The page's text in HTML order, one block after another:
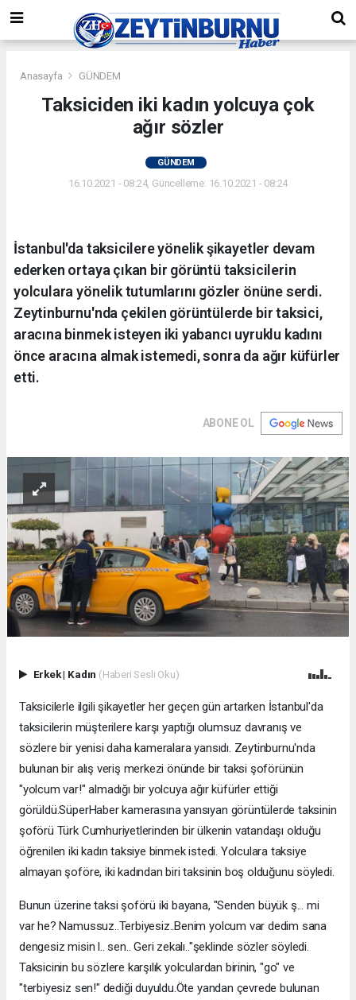
Anasayfa GÜNDEM
Taksiciden iki kadın yolcuya çok
ağır sözler
GÜNDEM
16.10.2021 - 08:24, Güncelleme: 16.10.2021 - 08:24
İstanbul'da taksicilere yönelik şikayetler devam
ederken ortaya çıkan bir görüntü taksicilerin
yolculara yönelik tutumlarını gözler önüne serdi.
Zeytinburnu'nda çekilen görüntülerde bir taksici,
aracına binmek isteyen iki yabancı uyruklu kadını
önce aracına almak istemedi, sonra da ağır küfürler
etti.
ABONE OL
Erkek| Kadın (Haberi Sesli Oku)
Taksicilerle ilgili şikayetler her geçen gün artarken İstanbul'da
taksicilerin müşterilere karşı yaptığı olumsuz davranış ve
sözlere bir yenisi daha kameralara yansıdı. Zeytinburnu'nda
bulunan bir alış veriş merkezi önünde bir taksi şoförünün
"yolcum var!" almadığı bir yolcuya ağır küfürler ettiği
görüldü.SüperHaber kamerasına yansıyan görüntülerde taksinin
şoförü Türk Cumhuriyetlerinden bir ülkenin vatandaşı olduğu
öğrenilen iki kadın taksiye binmek istedi. Yolculara taksiye
almayan şoföre, iki kadından biri taksinin boş olduğunu söyledi.
Bunun üzerine taksi şoförü iki bayana, "Senden büyük ş... mi
var he? Namussuz..Terbiyesiz..Benim yolcum var dedim sana
dengesiz misin l.. sen.. Geri zekalı.."şeklinde sözler söyledi.
Taksicinin bu sözlere karşılık yolculardan birinin, "go" ve
"terbiyesiz sen!" dediği duyuldu.Öte yandan çevrede bulunan